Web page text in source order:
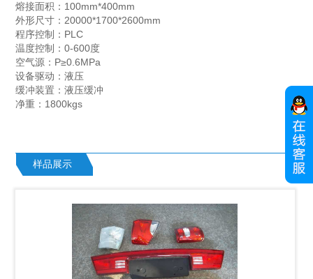
熔接面积：100mm*400mm
外形尺寸：20000*1700*2600mm
程序控制：PLC
温度控制：0-600度
空气源：P≥0.6MPa
设备驱动：液压
缓冲装置：液压缓冲
净重：1800kgs
样品展示